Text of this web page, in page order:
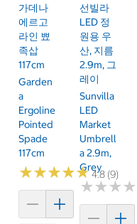
가데나
에르고
라인 뾰
족삽
117cm
Garden
A
Ergoline
Pointed
Spade
117cm
★★★★★
★★★★★4.8 (9)
선빌라
LED 정
원용 우
산, 지름
2.9m, 그
레이
Sunvilla
LED
Market
Umbrell
A 2.9m,
Grey
★★★★
★★★★